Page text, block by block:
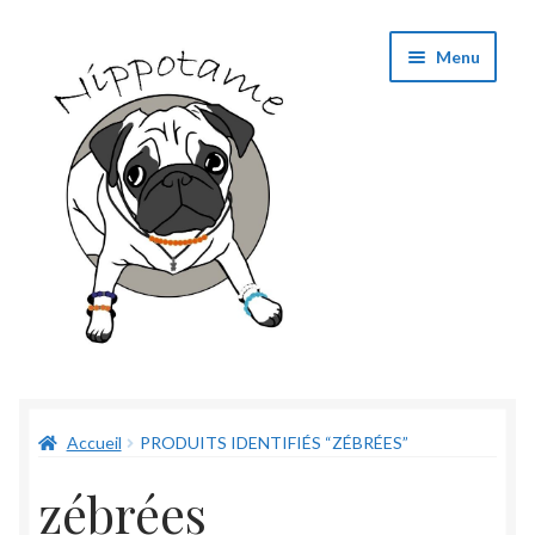
navigation
contenu
Menu
Panier
Validation de commande
Accueil PRODUITS IDENTIFIÉS “ZÉBRÉES”
zébrées